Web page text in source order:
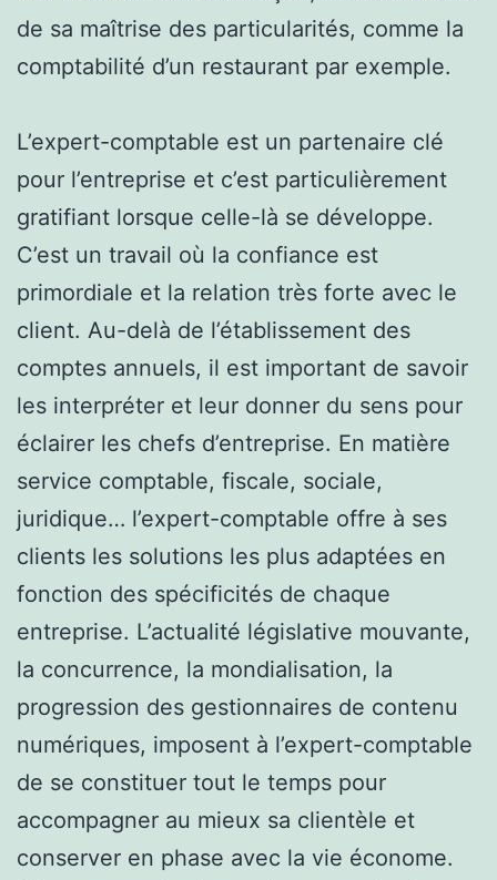
de sa maîtrise des particularités, comme la
comptabilité d’un restaurant par exemple.
L’expert-comptable est un partenaire clé
pour l’entreprise et c’est particulièrement
gratifiant lorsque celle-là se développe.
C’est un travail où la confiance est
primordiale et la relation très forte avec le
client. Au-delà de l’établissement des
comptes annuels, il est important de savoir
les interpréter et leur donner du sens pour
éclairer les chefs d’entreprise. En matière
service comptable, fiscale, sociale,
juridique… l’expert-comptable offre à ses
clients les solutions les plus adaptées en
fonction des spécificités de chaque
entreprise. L’actualité législative mouvante,
la concurrence, la mondialisation, la
progression des gestionnaires de contenu
numériques, imposent à l’expert-comptable
de se constituer tout le temps pour
accompagner au mieux sa clientèle et
conserver en phase avec la vie économe.